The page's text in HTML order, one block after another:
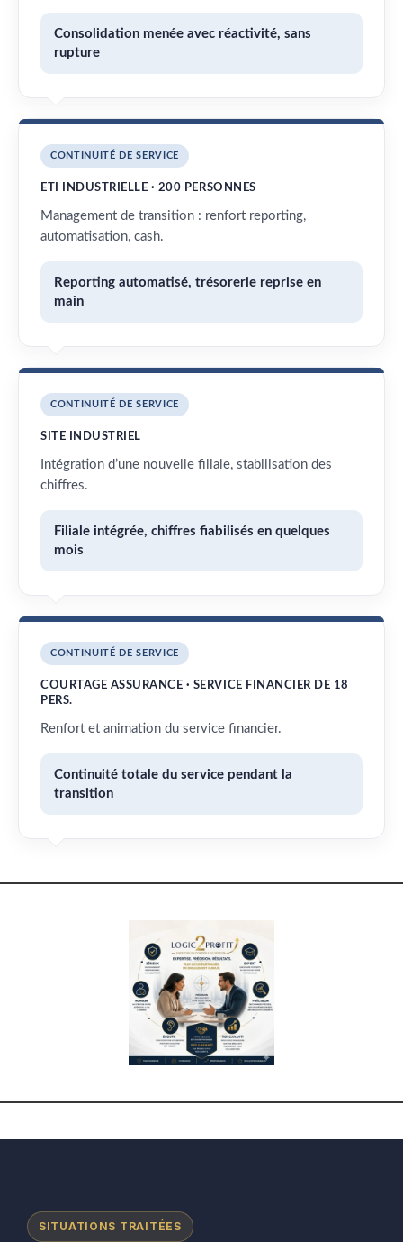
Consolidation menée avec réactivité, sans
rupture
CONTINUITÉ DE SERVICE
ETI INDUSTRIELLE · 200 PERSONNES
Management de transition : renfort reporting,
automatisation, cash.
Reporting automatisé, trésorerie reprise en
main
CONTINUITÉ DE SERVICE
SITE INDUSTRIEL
Intégration d’une nouvelle filiale, stabilisation des
chiffres.
Filiale intégrée, chiffres fiabilisés en quelques
mois
CONTINUITÉ DE SERVICE
COURTAGE ASSURANCE · SERVICE FINANCIER DE 18
PERS.
Renfort et animation du service financier.
Continuité totale du service pendant la
transition
SITUATIONS TRAITÉES